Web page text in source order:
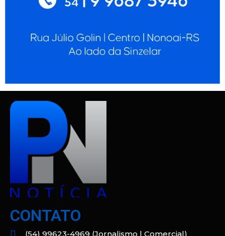
CONTATO
(54) 99623-4969 (Jornalismo | Comercial)